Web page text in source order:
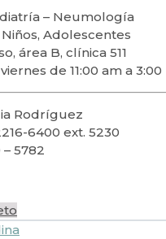
– Neumología
Adolescentes
área B, clínica 511
de 11:00 am a
Rodríguez
6400 ext. 5230
5782